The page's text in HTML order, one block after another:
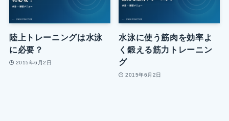
陸上トレーニングは水泳
に必要？
2015年6月2日
水泳に使う筋肉を効率よ
く鍛える筋力トレーニン
グ
2015年6月2日